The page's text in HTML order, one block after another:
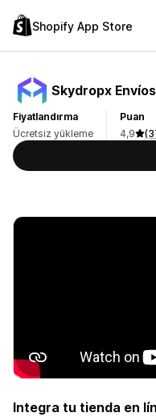
Shopify App Store
Skydropx
Fiyatlandırma
Ücretsiz yükleme
Puan
4,9
Integra tu tienda en